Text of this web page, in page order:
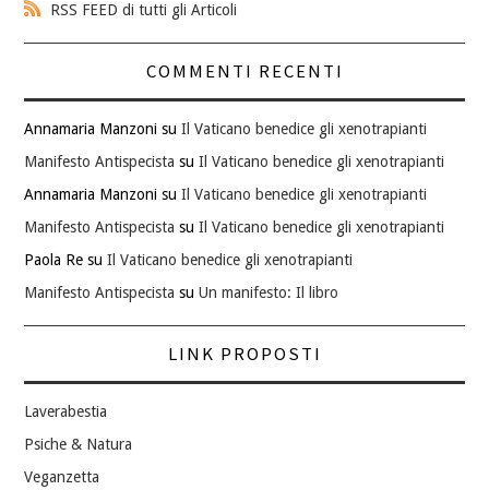
RSS FEED di tutti gli Articoli
COMMENTI RECENTI
Annamaria Manzoni suIl Vaticano benedice gli xenotrapianti
Manifesto Antispecista suIl Vaticano benedice gli xenotrapianti
Annamaria Manzoni suIl Vaticano benedice gli xenotrapianti
Manifesto Antispecista suIl Vaticano benedice gli xenotrapianti
Paola Re suIl Vaticano benedice gli xenotrapianti
Manifesto Antispecista suUn manifesto: Il libro
LINK PROPOSTI
Laverabestia
Psiche & Natura
Veganzetta